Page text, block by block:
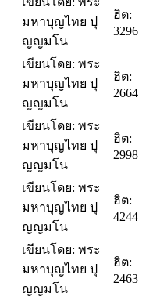
มหาบุญไทย ปุ
ญญมโน
ฮิต:
3296
เขียนโดย: พระ
มหาบุญไทย ปุ
ญญมโน
ฮิต:
2664
เขียนโดย: พระ
มหาบุญไทย ปุ
ญญมโน
ฮิต:
2998
เขียนโดย: พระ
มหาบุญไทย ปุ
ญญมโน
ฮิต:
4244
เขียนโดย: พระ
มหาบุญไทย ปุ
ญญมโน
ฮิต:
2463